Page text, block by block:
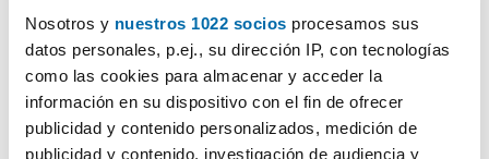
Nosotros y nuestros 1022 socios procesamos sus
datos personales, p.ej., su dirección IP, con tecnologías
como las cookies para almacenar y acceder la
información en su dispositivo con el fin de ofrecer
publicidad y contenido personalizados, medición de
publicidad y contenido, investigación de audiencia y
Call
Contact